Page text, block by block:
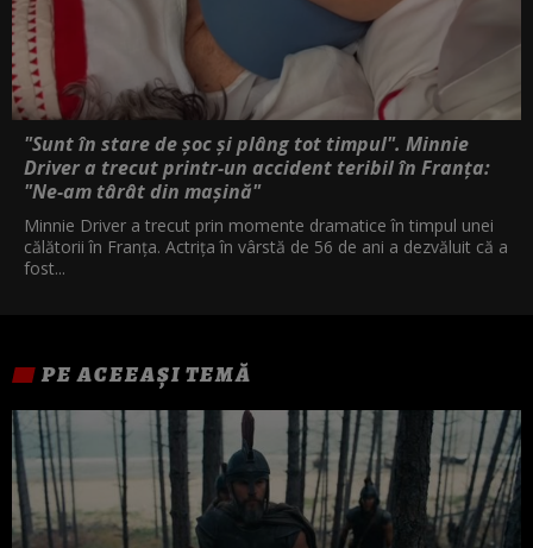
"Sunt în stare de șoc și plâng tot timpul". Minnie
Driver a trecut printr-un accident teribil în Franța:
"Ne-am târât din mașină"
Minnie Driver a trecut prin momente dramatice în timpul unei
călătorii în Franța. Actrița în vârstă de 56 de ani a dezvăluit că a
fost...
PE ACEEAȘI TEMĂ